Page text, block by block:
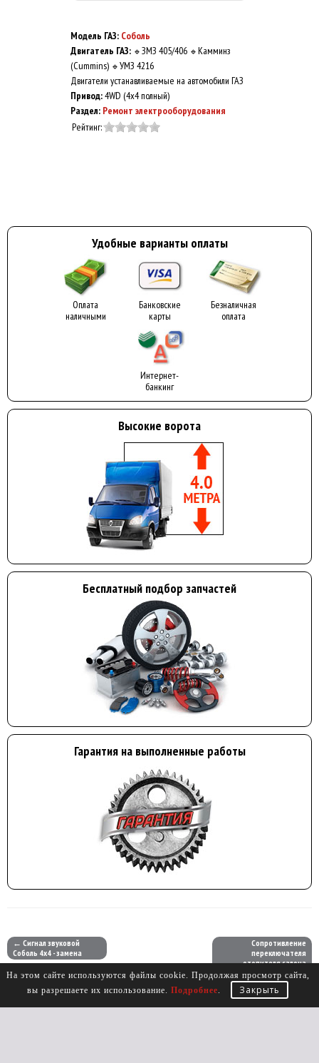
Модель ГАЗ: Соболь
Двигатель ГАЗ: 🔹 ЗМЗ 405/406 🔹 Камминз
(Cummins) 🔹 УМЗ 4216
Двигатели устанавливаемые на автомобили ГАЗ
Привод:4WD (4x4 полный)
Раздел: Ремонт электрооборудования
Рейтинг:
Удобные варианты оплаты
Оплата
наличными
Банковские
карты
Безналичная
оплата
Интернет-
банкинг
Высокие ворота
Бесплатный подбор запчастей
Гарантия на выполненные работы
← Сигнал звуковой
Соболь 4х4 - замена
Сопротивление
переключателя
отопителя салона
Соболь 4х4 - замена (при
снятой торпеде Н/О) →
На этом сайте используются файлы cookie. Продолжая просмотр сайта,
вы разрешаете их использование. Подробнее. Закрыть